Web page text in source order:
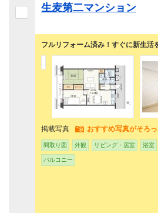
生麦第二マンション
フルリフォーム済み！すぐに新生活
掲載写真 おすすめ写真がそろ
間取り図 外観 リビング・居室 浴室
バルコニー